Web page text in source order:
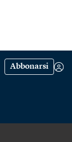
Abbonarsi